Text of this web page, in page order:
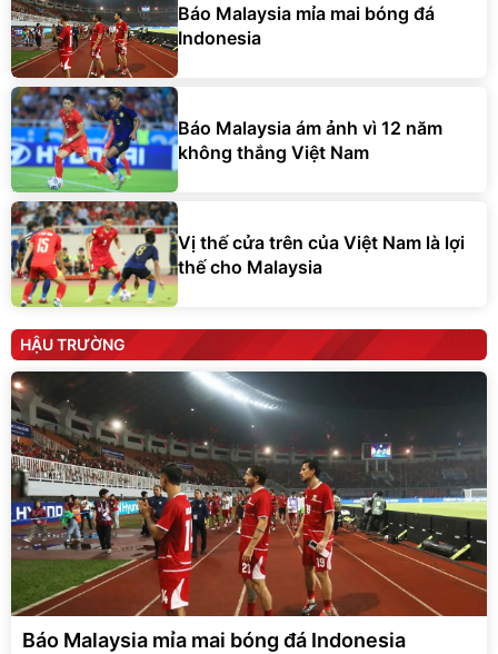
Báo Malaysia mỉa mai bóng đá
Indonesia
Báo Malaysia ám ảnh vì 12 năm
không thắng Việt Nam
Vị thế cửa trên của Việt Nam là lợi
thế cho Malaysia
HẬU TRƯỜNG
Báo Malaysia mỉa mai bóng đá Indonesia